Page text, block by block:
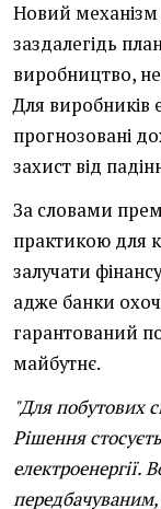
Новий
заздалегідь
виробництво,
Для виробників
прогнозовані
захист від
За словами
практикою для
залучати
адже банки
гарантований
майбутнє.
"Для побутових
Рішення
електроенергії.